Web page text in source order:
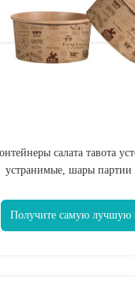
салата тавота
устранимые, шары партии
Получите самую лучшую